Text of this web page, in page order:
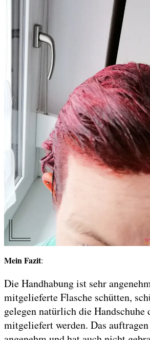
Mein Fazit:
Die Handhabung ist sehr
mitgelieferte Flasche schütten,
gelegen natürlich die Handschuhe
mitgeliefert werden. Das